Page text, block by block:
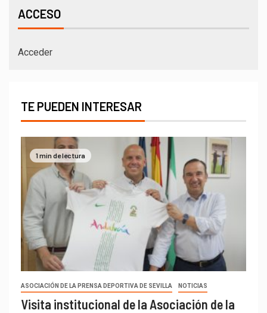
ACCESO
Acceder
TE PUEDEN INTERESAR
1 min de lectura
ASOCIACIÓN DE LA PRENSA DEPORTIVA DE SEVILLA NOTICIAS
Visita institucional de la Asociación de la